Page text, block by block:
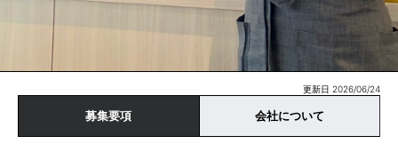
更新日 2026/06/24
募集要項 会社について